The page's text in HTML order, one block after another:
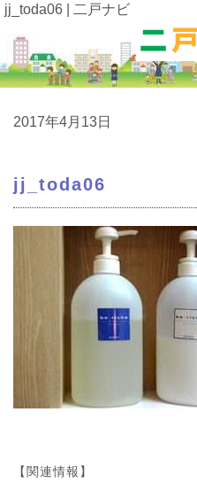
jj_toda06 | 二戸ナビ
2017年4月13日
jj_toda06
【関連情報】